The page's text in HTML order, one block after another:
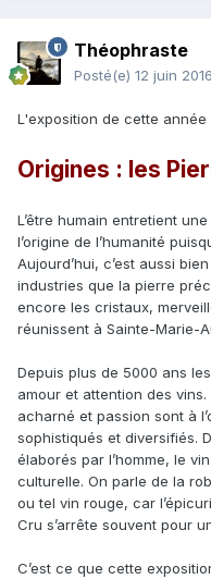
Théophraste
Posté(e) 12 juin 2016
L'exposition de cette année
Origines : les
L’être humain entretient
l’origine de l’humanité
Aujourd’hui, c’est aussi
industries que la pierre
encore les cristaux,
réunissent à Sainte-Marie-
Depuis plus de 5000 ans
amour et attention des
acharné et passion sont à
sophistiqués et diversifiés.
élaborés par l’homme, le
culturelle. On parle de la
ou tel vin rouge, car
Cru s’arrête souvent pour
C’est ce que cette